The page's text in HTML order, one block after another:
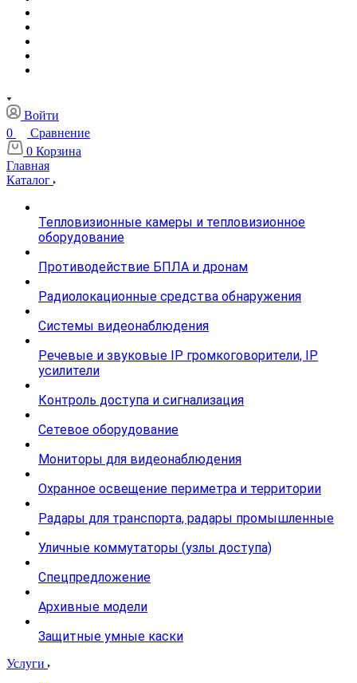
Войти
0
Сравнение
0 Корзина
Главная
Каталог
Тепловизионные камеры и тепловизионное
оборудование
Противодействие БПЛА и дронам
Радиолокационные средства обнаружения
Системы видеонаблюдения
Речевые и звуковые IP громкоговорители, IP
усилители
Контроль доступа и сигнализация
Сетевое оборудование
Мониторы для видеонаблюдения
Охранное освещение периметра и территории
Радары для транспорта, радары промышленные
Уличные коммутаторы (узлы доступа)
Спецпредложение
Архивные модели
Защитные умные каски
Услуги